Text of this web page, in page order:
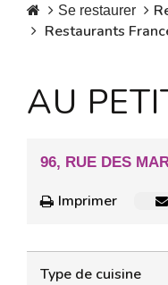
Se restaurer
Restaurants
AU
96, RUE DES
Imprimer
Type de cuisine